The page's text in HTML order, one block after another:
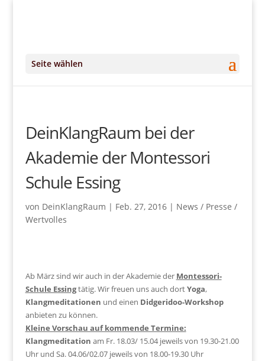
Seite wählen
DeinKlangRaum bei der
Akademie der Montessori
Schule Essing
von DeinKlangRaum | Feb. 27, 2016| News / Presse /
Wertvolles
Ab März sind wir auch in der Akademie der Montessori-
Schule Essingtätig. Wir freuen uns auch dortYoga,
Klangmeditationen und einen Didgeridoo-Workshop
anbieten zu können.
Kleine Vorschau auf kommende Termine:
Klangmeditation am Fr. 18.03/ 15.04 jeweils von 19.30-21.00
Uhr und Sa. 04.06/02.07 jeweils von 18.00-19.30 Uhr